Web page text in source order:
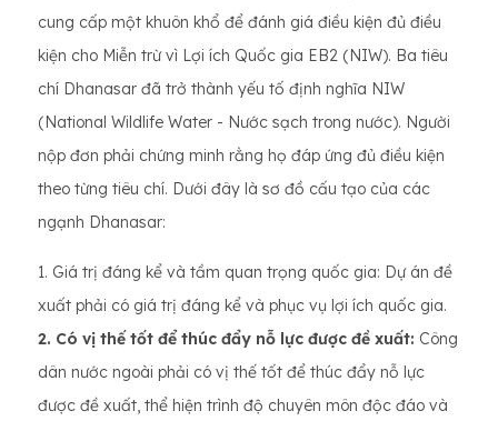
cung cấp một khuôn khổ để đánh giá điều kiện đủ điều
kiện cho Miễn trừ vì Lợi ích Quốc gia EB2 (NIW). Ba tiêu
chí Dhanasar đã trở thành yếu tố định nghĩa NIW
(National Wildlife Water - Nước sạch trong nước). Người
nộp đơn phải chứng minh rằng họ đáp ứng đủ điều kiện
theo từng tiêu chí. Dưới đây là sơ đồ cấu tạo của các
ngạnh Dhanasar:
1. Giá trị đáng kể và tầm quan trọng quốc gia: Dự án đề
xuất phải có giá trị đáng kể và phục vụ lợi ích quốc gia.
2. Có vị thế tốt để thúc đẩy nỗ lực được đề xuất: Công
dân nước ngoài phải có vị thế tốt để thúc đẩy nỗ lực
được đề xuất, thể hiện trình độ chuyên môn độc đáo và